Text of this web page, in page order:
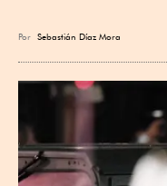
Por Sebastián Díaz Mora